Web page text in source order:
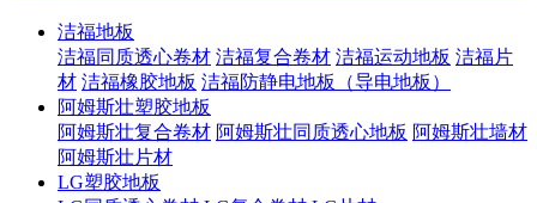
洁福地板
洁福同质透心卷材 洁福复合卷材 洁福运动地板 洁福片
材 洁福橡胶地板 洁福防静电地板（导电地板）
阿姆斯壮塑胶地板
阿姆斯壮复合卷材 阿姆斯壮同质透心地板 阿姆斯壮墙材
阿姆斯壮片材
LG塑胶地板